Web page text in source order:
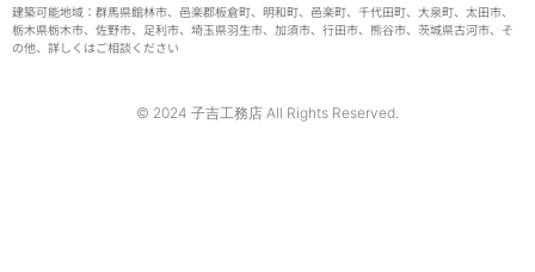
建築可能地域：群馬県館林市、邑楽郡板倉町、明和町、邑楽町、千代田町、大泉町、太田市、
栃木県栃木市、佐野市、足利市、埼玉県羽生市、加須市、行田市、熊谷市、茨城県古河市、そ
の他、詳しくはご相談ください
© 2024 子吉工務店 All Rights Reserved.